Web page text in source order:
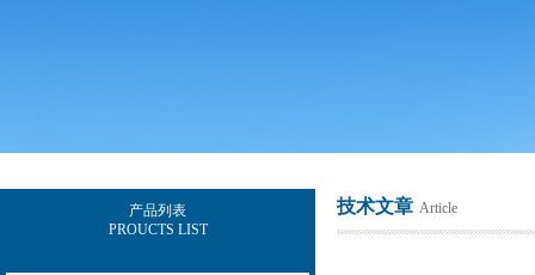
产品列表
PROUCTS LIST
技术文章 Article